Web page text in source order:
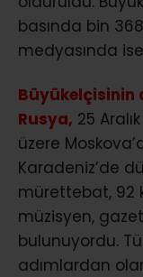
basında bin
medyasında
Büyükelçisinin
Rusya, 25
üzere
Karadeniz’de
mürettebat, 92
müzisyen,
bulunuyordu.
adımlardan